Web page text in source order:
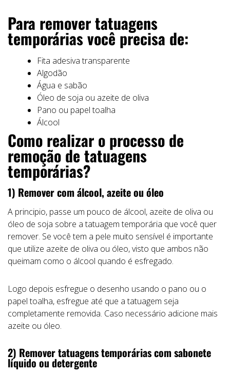
Para remover tatuagens
temporárias você precisa de:
Fita adesiva transparente
Algodão
Água e sabão
Óleo de soja ou azeite de oliva
Pano ou papel toalha
Álcool
Como realizar o processo de
remoção de tatuagens
temporárias?
1) Remover com álcool, azeite ou óleo
A principio, passe um pouco de álcool, azeite de oliva ou
óleo de soja sobre a tatuagem temporária que você quer
remover. Se você tem a pele muito sensível é importante
que utilize azeite de oliva ou óleo, visto que ambos não
queimam como o álcool quando é esfregado.
Logo depois esfregue o desenho usando o pano ou o
papel toalha, esfregue até que a tatuagem seja
completamente removida. Caso necessário adicione mais
azeite ou óleo.
2) Remover tatuagens temporárias com sabonete
líquido ou detergente